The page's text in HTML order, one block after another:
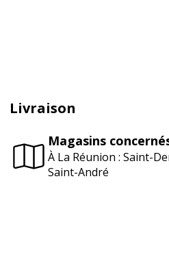
Livraison
Magasins
À La Réunion : Saint-
Saint-André